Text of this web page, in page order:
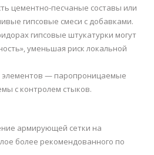
цементно-песчаные составы или
гипсовые смеси с добавками.
гипсовые штукатурки могут
уменьшая риск локальной
— паропроницаемые
с контролем стыков.
армирующей сетки на
более рекомендованного по